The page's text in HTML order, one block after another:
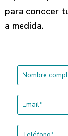
para conocer
a medida.